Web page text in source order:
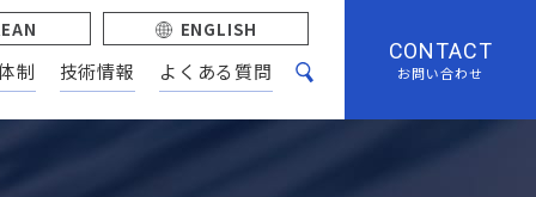
制 技術情報 よくある質問
CONTACT
お問い合わせ
ENGLISH